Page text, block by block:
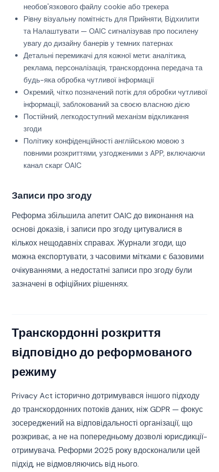
необов'язкового файлу cookie або трекера
Рівну візуальну помітність для Прийняти, Відхилити
та Налаштувати — OAIC сигналізував про посилену
увагу до дизайну банерів у темних патернах
Детальні перемикачі для кожної мети: аналітика,
реклама, персоналізація, транскордонна передача та
будь-яка обробка чутливої інформації
Окремий, чітко позначений потік для обробки чутливої
інформації, заблокований за своєю власною дією
Постійний, легкодоступний механізм відкликання
згоди
Політику конфіденційності англійською мовою з
повними розкриттями, узгодженими з APP, включаючи
канал скарг OAIC
Записи про згоду
Реформа збільшила апетит OAIC до виконання на
основі доказів, і записи про згоду цитувалися в
кількох нещодавніх справах. Журнали згоди, що
можна експортувати, з часовими мітками є базовими
очікуваннями, а недостатні записи про згоду були
зазначені в офіційних рішеннях.
Транскордонні розкриття
відповідно до реформованого
режиму
Privacy Act історично дотримувався іншого підходу
до транскордонних потоків даних, ніж GDPR — фокус
зосереджений на відповідальності організації, що
розкриває, а не на попередньому дозволі юрисдикції-
отримувача. Реформи 2025 року вдосконалили цей
підхід, не відмовляючись від нього.